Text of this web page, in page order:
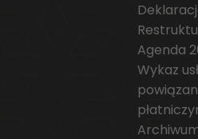
Agenda
Wykaz